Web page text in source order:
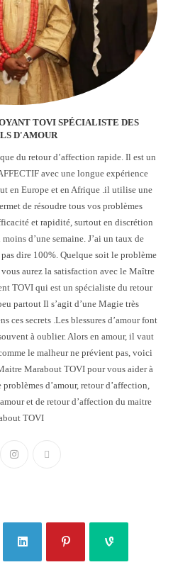
TOVI SPÉCIALISTE DES
D'AMOUR
du retour d’affection rapide. Il est un
avec une longue expérience
en Europe et en Afrique .il utilise une
de résoudre tous vos problèmes
et rapidité, surtout en discrétion
d’une semaine. J’ai un taux de
dire 100%. Quelque soit le problème
aurez la satisfaction avec le Maître
TOVI qui est un spécialiste du retour
partout Il s’agit d’une Magie très
ces secrets .Les blessures d’amour font
à oublier. Alors en amour, il vaut
le malheur ne prévient pas, voici
Marabout TOVI pour vous aider à
d’amour, retour d’affection,
et de retour d’affection du maitre
TOVI